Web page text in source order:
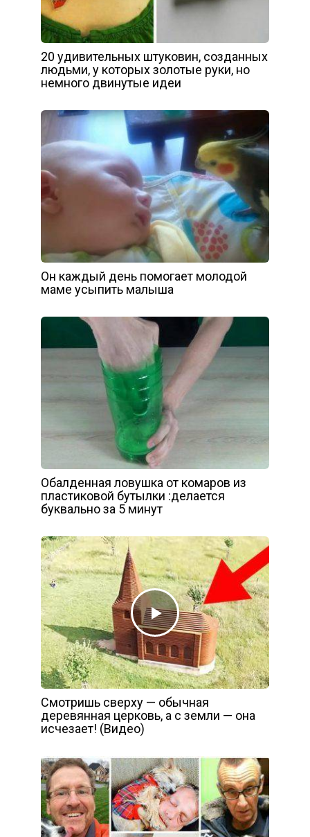
20 удивительных штуковин, созданных
людьми, у которых золотые руки, но
немного двинутые идеи
Он каждый день помогает молодой
маме усыпить малыша
Обалденная ловушка от комаров из
пластиковой бутылки :делается
буквально за 5 минут
Смотришь сверху — обычная
деревянная церковь, а с земли — она
исчезает! (Видео)